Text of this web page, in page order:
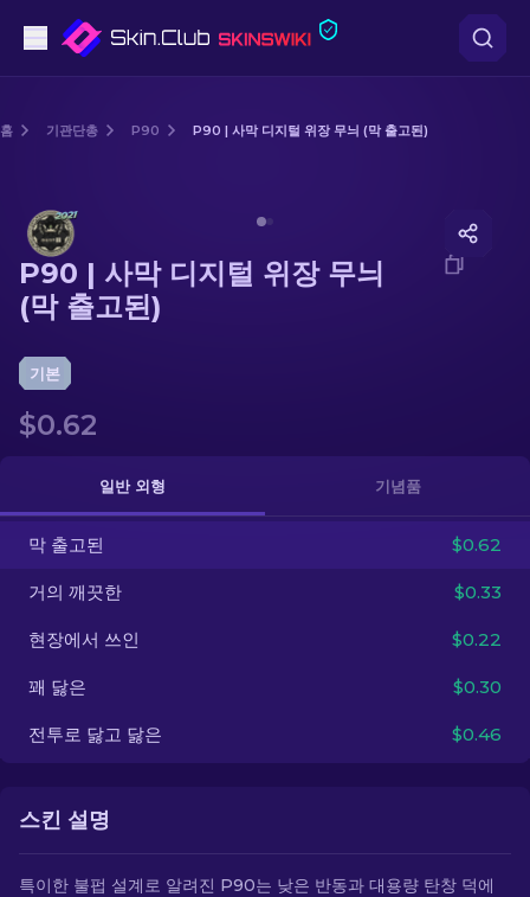
돌격소총
저격소총
기타
KO
홈 기관단총 P90 P90 | 사막 디지털 위장 무늬 (막 출고된)
P90 | 사막 디지털 위장 무늬
(막 출고된)
기본
$0.62
일반 외형 기념품
막 출고된 $0.62
거의 깨끗한 $0.33
현장에서 쓰인 $0.22
꽤 닳은 $0.30
전투로 닳고 닳은 $0.46
스킨 설명
특이한 불펍 설계로 알려진 P90는 낮은 반동과 대용량 탄창 덕에